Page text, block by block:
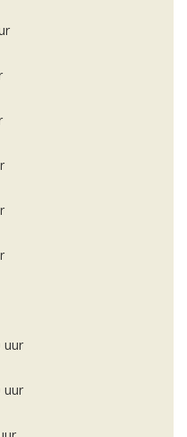
uur
uur